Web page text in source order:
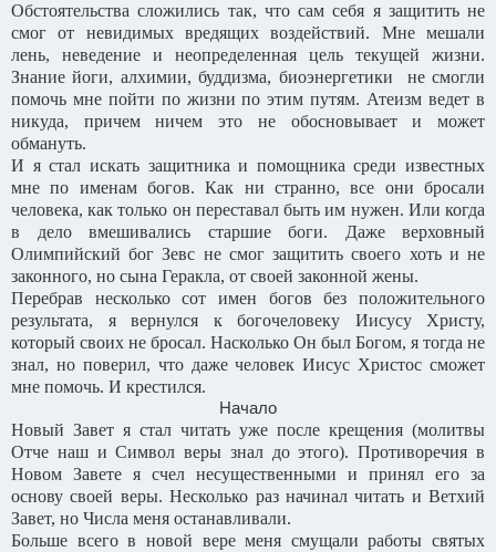
Обстоятельства сложились так, что сам себя я защитить не
смог от невидимых вредящих воздействий. Мне мешали
лень, неведение и неопределенная цель текущей жизни.
Знание йоги, алхимии, буддизма, биоэнергетики не смогли
помочь мне пойти по жизни по этим путям. Атеизм ведет в
никуда, причем ничем это не обосновывает и может
обмануть.
И я стал искать защитника и помощника среди известных
мне по именам богов. Как ни странно, все они бросали
человека, как только он переставал быть им нужен. Или когда
в дело вмешивались старшие боги. Даже верховный
Олимпийский бог Зевс не смог защитить своего хоть и не
законного, но сына Геракла, от своей законной жены.
Перебрав несколько сот имен богов без положительного
результата, я вернулся к богочеловеку Иисусу Христу,
который своих не бросал. Насколько Он был Богом, я тогда не
знал, но поверил, что даже человек Иисус Христос сможет
мне помочь. И крестился.
Начало
Новый Завет я стал читать уже после крещения (молитвы
Отче наш и Символ веры знал до этого). Противоречия в
Новом Завете я счел несущественными и принял его за
основу своей веры. Несколько раз начинал читать и Ветхий
Завет, но Числа меня останавливали.
Больше всего в новой вере меня смущали работы святых